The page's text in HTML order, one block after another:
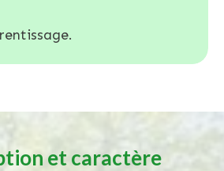
et caractère